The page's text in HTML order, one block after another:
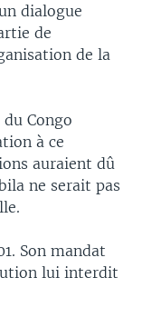
dialogue
de
de la
Congo
à ce
auraient dû
ne serait pas
Son mandat
lui interdit